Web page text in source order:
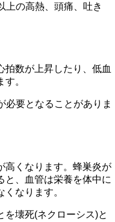
上の高熱、頭痛、吐き
拍数が上昇したり、低血
。
要となることがありま
高くなります。蜂巣炎が
と、血管は栄養を体中に
なります。
壊死(ネクローシス)と